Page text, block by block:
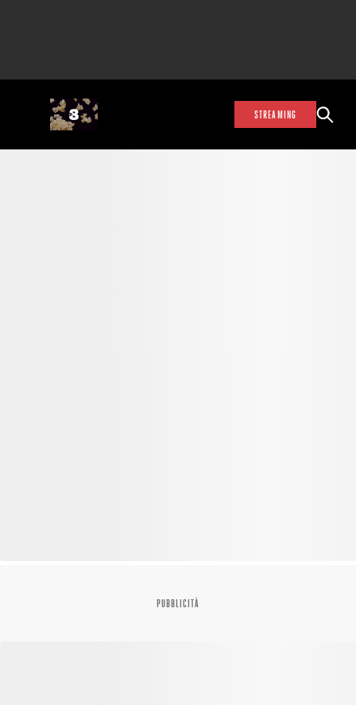
STREAMING
PUBBLICITÀ